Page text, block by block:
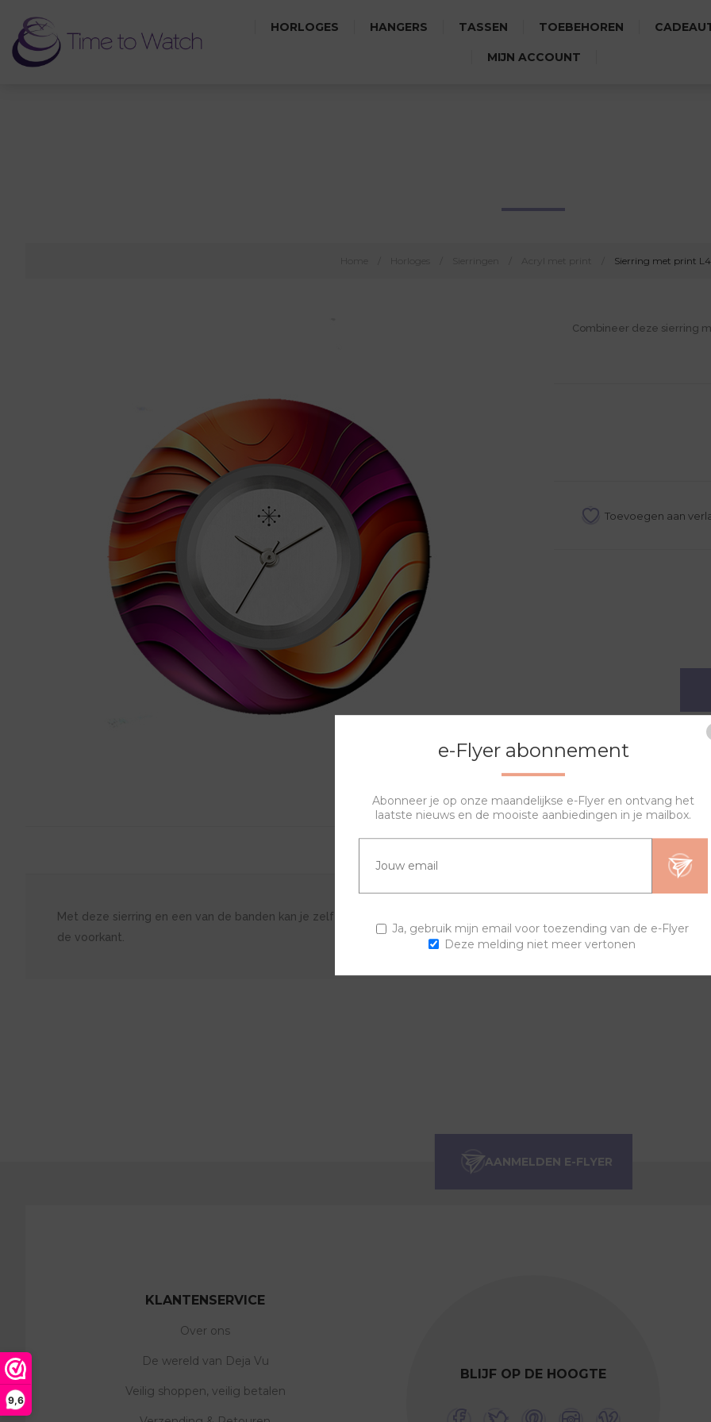
9,6
HORLOGES HANGERS TASSEN TOEBEHOREN
MIJN ACCOUNT
Sierring met print
Combineer deze sierring
VRAGEN?
Met deze sierring en een van de banden kan je zelf je eigen horloge samenstellen. De lyric sierring bestaat uit een
de voorkant.
BLIJF OP DE HOOGTE
KLANTENSERVICE
Over ons
De wereld van Deja Vu
Veilig shoppen, veilig betalen
e-Flyer abonnement
Abonneer je op onze maandelijkse e-Flyer en ontvang het
laatste nieuws en de mooiste aanbiedingen in je mailbox.
Ja, gebruik mijn email voor toezending van de e-Flyer
Deze melding niet meer vertonen